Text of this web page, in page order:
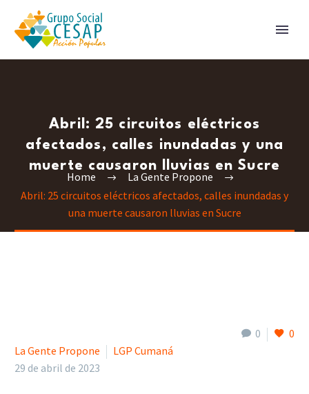
Abril: 25 circuitos eléctricos
afectados, calles inundadas y una
muerte causaron lluvias en Sucre
Home
La Gente Propone
Abril: 25 circuitos eléctricos afectados, calles inundadas y
una muerte causaron lluvias en Sucre
0
0
La Gente Propone
LGP Cumaná
29 de abril de 2023